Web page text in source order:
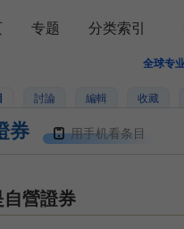
全球专
討論 編輯 收藏
券 用手机看条目
自營證券
专题 分类索引